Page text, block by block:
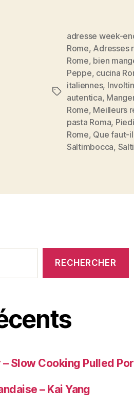
Étiquettes
adresse week-
Rome, Adresses
Rome, bien
Peppe, cucina
italiennes,
autentica,
Rome, Meilleurs
pasta Roma,
Rome, Que faut-
Saltimbocca,
RECHERCHER
Slow Cooking Pulled
– Kai Yang